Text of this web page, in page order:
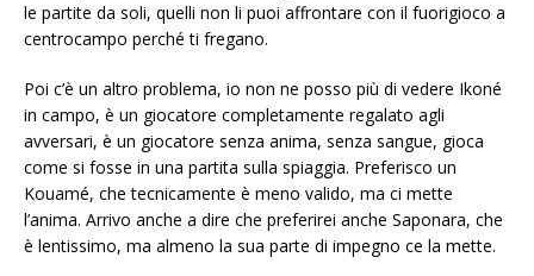
le partite da soli, quelli non li puoi affrontare con il fuorigioco a
centrocampo perché ti fregano.
Poi c’è un altro problema, io non ne posso più di vedere Ikoné
in campo, è un giocatore completamente regalato agli
avversari, è un giocatore senza anima, senza sangue, gioca
come si fosse in una partita sulla spiaggia. Preferisco un
Kouamé, che tecnicamente è meno valido, ma ci mette
l’anima. Arrivo anche a dire che preferirei anche Saponara, che
è lentissimo, ma almeno la sua parte di impegno ce la mette.